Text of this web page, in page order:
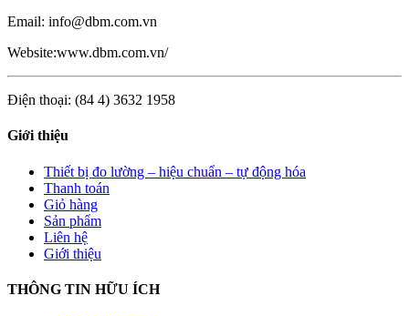
Email: info@dbm.com.vn
Website:www.dbm.com.vn/
Điện thoại: (84 4) 3632 1958
Giới thiệu
Thiết bị đo lường – hiệu chuẩn – tự động hóa
Thanh toán
Giỏ hàng
Sản phẩm
Liên hệ
Giới thiệu
THÔNG TIN HỮU ÍCH